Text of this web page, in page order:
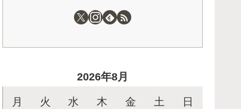
2026年8月
月 火 水 木 金 土 日